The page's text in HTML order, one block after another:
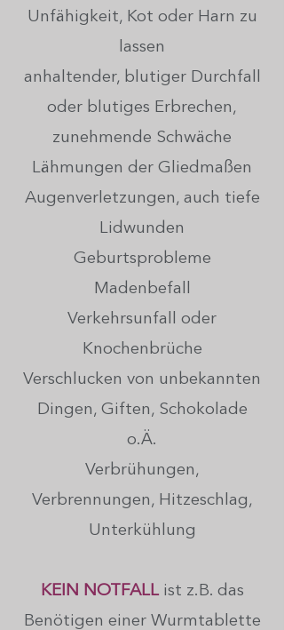
Unfähigkeit, Kot oder Harn zu
lassen
anhaltender, blutiger Durchfall
oder blutiges Erbrechen,
zunehmende Schwäche
Lähmungen der Gliedmaßen
Augenverletzungen, auch tiefe
Lidwunden
Geburtsprobleme
Madenbefall
Verkehrsunfall oder
Knochenbrüche
Verschlucken von unbekannten
Dingen, Giften, Schokolade
o.Ä.
Verbrühungen,
Verbrennungen, Hitzeschlag,
Unterkühlung
KEIN NOTFALList z.B. das
Benötigen einer Wurmtablette